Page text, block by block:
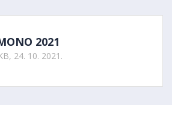
2021
24. 10. 2021.